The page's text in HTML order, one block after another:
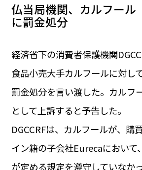
LUXE
グルメ
LIFE STYLE
BUSINESS
ビジネス・キャリア
FR
1€＝
お問い合わ
運営会社
サイトポ
仏当局機関、カルフール
に罰金処分
経済省下の消費者保護機関
食品小売大手カルフールに対し
罰金処分を言い渡した。カルフ
として上訴すると予告した。
DGCCRFは、カルフールが、購
イン籍の子会社Eurecaにおいて
が定める規定を遵守していなか